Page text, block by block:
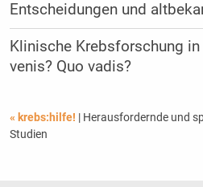
Entscheidungen und
Klinische Krebsforschung
venis? Quo vadis?
« krebs:hilfe! | Herausfordernde und
Studien